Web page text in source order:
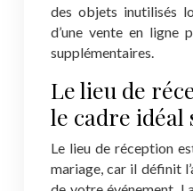
des objets inutilisés
d’une vente en ligne
supplémentaires.
Le lieu de
le cadre idéal
Le lieu de réception
mariage, car il définit